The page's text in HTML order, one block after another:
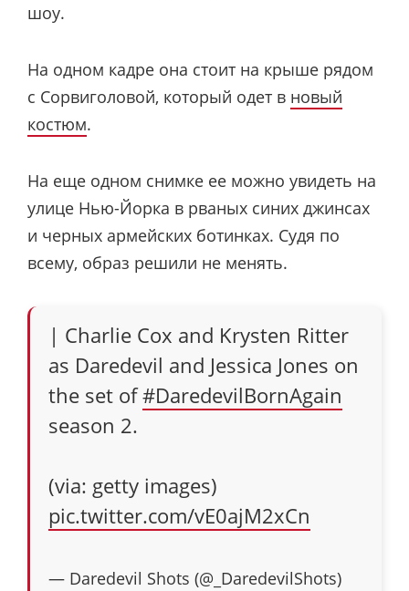
шоу.
На одном кадре она стоит на крыше рядом
с Сорвиголовой, который одет в новый
костюм.
На еще одном снимке ее можно увидеть на
улице Нью-Йорка в рваных синих джинсах
и черных армейских ботинках. Судя по
всему, образ решили не менять.
| Charlie Cox and Krysten Ritter
as Daredevil and Jessica Jones on
the set of#DaredevilBornAgain
season 2.
(via: getty images)
pic.twitter.com/vE0ajM2xCn
— Daredevil Shots (@_DaredevilShots)